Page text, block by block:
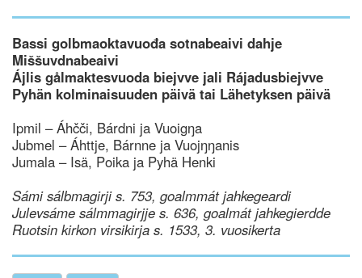
Bassi golbmaoktavuođa sotnabeaivi dahje
Miššuvdnabeaivi
Ájlis gålmaktesvuoda biejvve jali Rájadusbiejvve
Pyhän kolminaisuuden päivä tai Lähetyksen päivä
Ipmil – Áhčči, Bárdni ja Vuoigŋa
Jubmel – Áhttje, Bárnne ja Vuojŋŋanis
Jumala – Isä, Poika ja Pyhä Henki
Sámi sálbmagirji s. 753, goalmmát jahkegeardi
Julevsáme sálmmagirjje s. 636, goalmát jahkegierdde
Ruotsin kirkon virsikirja s. 1533, 3. vuosikerta